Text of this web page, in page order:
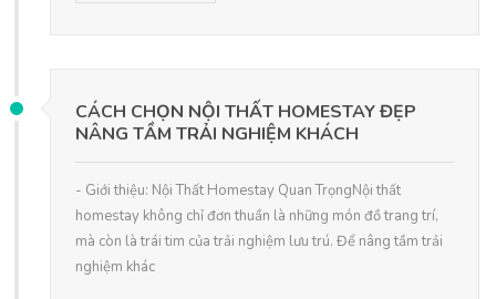
CÁCH CHỌN NỘI THẤT HOMESTAY ĐẸP
NÂNG TẦM TRẢI NGHIỆM KHÁCH
- Giới thiệu: Nội Thất Homestay Quan TrọngNội thất
homestay không chỉ đơn thuần là những món đồ trang trí,
mà còn là trái tim của trải nghiệm lưu trú. Để nâng tầm trải
nghiệm khác